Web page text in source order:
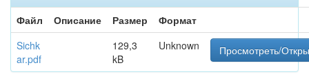
Файл
Описание Размер
Формат
Sichk
ar.pdf
129,3
kB
Unknown Просмотреть/